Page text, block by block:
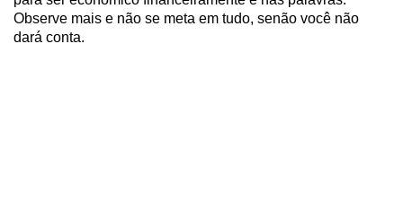
Observe mais e não se meta em tudo, senão você não
dará conta.